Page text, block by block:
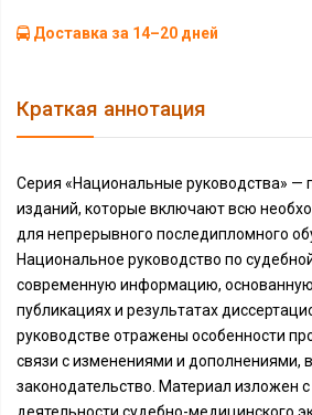
Доставка за 14–20 дней
Краткая аннотация
Серия «Национальные руководства» —
изданий, которые включают всю
для непрерывного последипломного
Национальное руководство по
современную информацию,
публикациях и результатах
руководстве отражены особенности
связи с изменениями и дополнениями,
законодательство. Материал изложен